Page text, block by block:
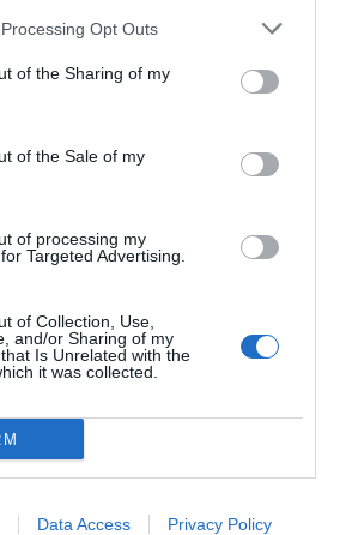
Opt Outs
of the Sharing of my
of the Sale of my
of processing my
Targeted Advertising.
of Collection, Use,
and/or Sharing of my
Is Unrelated with the
it was collected.
Data Access Privacy Policy
kvíz: Ez a frissítő teszt meg sem
legalább 5 kérdésre jó a válaszod,
Megbirkózol ezekkel a kérdésekkel?
ezekkel az érdekes